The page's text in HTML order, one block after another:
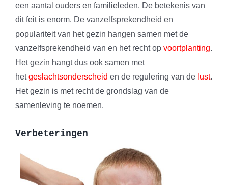
een aantal ouders en familieleden. De betekenis van
dit feit is enorm. De vanzelfsprekendheid en
populariteit van het gezin hangen samen met de
vanzelfsprekendheid van en het recht op voortplanting.
Het gezin hangt dus ook samen met
hetgeslachtsonderscheid en de regulering van de lust.
Het gezin is met recht de grondslag van de
samenleving te noemen.
Verbeteringen